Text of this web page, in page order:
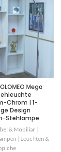
Mega
Chrom | 1-
Design
Stehlampe
& Mobiliar |
| Leuchten &